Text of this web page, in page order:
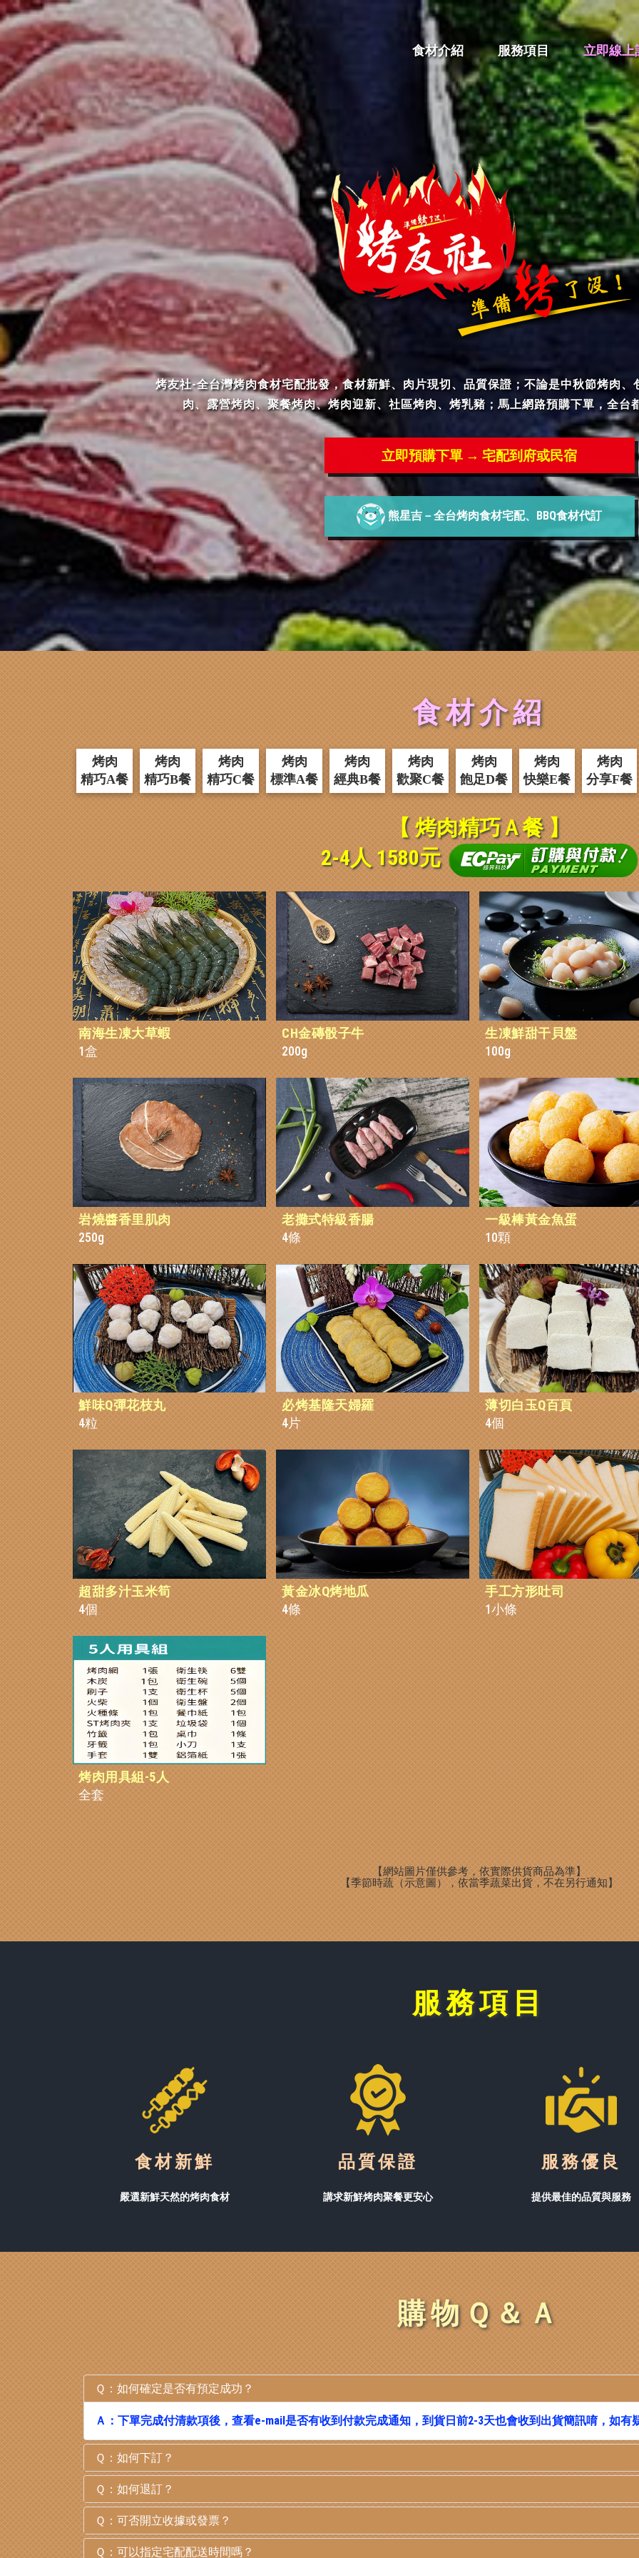
食材介紹 服務項目 立即線上
烤友社-全台灣烤肉食材宅配批發，食材新鮮、肉片現切、品質保證；不論是中秋節烤肉
肉、露營烤肉、聚餐烤肉、烤肉迎新、社區烤肉、烤乳豬；馬上網路預購下單，全台
立即預購下單 → 宅配到府或民宿
熊星吉－全台烤肉食材宅配、BBQ食材代訂
食材介紹
烤肉
精巧A餐
烤肉
精巧B餐
烤肉
精巧C餐
烤肉
標準A餐
烤肉
經典B餐
烤肉
歡聚C餐
烤肉
飽足D餐
烤肉
快樂E餐
烤肉
分享F餐
【 烤肉精巧Ａ餐 】
2-4人 1580元
南海生凍大草蝦
1盒
CH金磚骰子牛
200g
生凍鮮甜干貝盤
100g
岩燒醬香里肌肉
250g
老攤式特級香腸
4條
一級棒黃金魚蛋
10顆
鮮味Q彈花枝丸
4粒
必烤基隆天婦羅
4片
薄切白玉Q百頁
4個
超甜多汁玉米筍
4個
黃金冰Q烤地瓜
4條
手工方形吐司
1小條
烤肉用具組-5人
全套
【網站圖片僅供參考，依實際供貨商品為準】
【季節時蔬（示意圖），依當季蔬菜出貨，不在另行通知】
服務項目
食材新鮮
嚴選新鮮天然的烤肉食材
品質保證
講求新鮮烤肉聚餐更安心
服務優良
提供最佳的品質與服務
購物Ｑ＆Ａ
Ｑ：如何確定是否有預定成功？
Ａ：下單完成付清款項後，查看e-mail是否有收到付款完成通知，到貨日前2-3天也會收到出貨簡訊唷，如有
Ｑ：如何下訂？
Ｑ：如何退訂？
Ｑ：可否開立收據或發票？
Ｑ：可以指定宅配配送時間嗎？